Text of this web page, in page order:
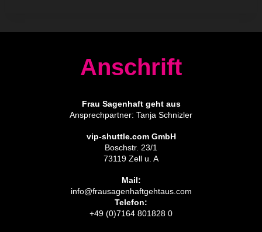
Anschrift
Frau Sagenhaft geht aus
Ansprechpartner: Tanja Schnizler
vip-shuttle.com GmbH
Boschstr. 23/1
73119 Zell u. A
Mail:
info@frausagenhaftgehtaus.com
Telefon:
+49 (0)7164 801828 0